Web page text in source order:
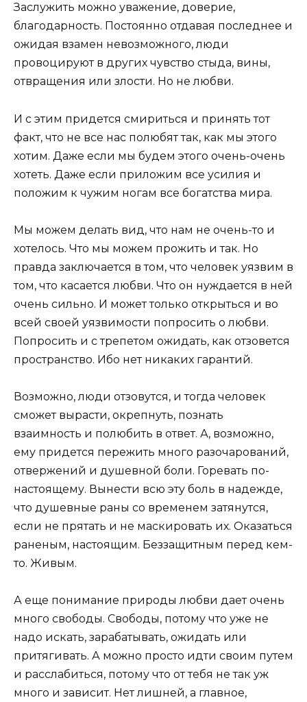
Заслужить можно уважение, доверие,
благодарность. Постоянно отдавая последнее и
ожидая взамен невозможного, люди
провоцируют в других чувство стыда, вины,
отвращения или злости. Но не любви.
И с этим придется смириться и принять тот
факт, что не все нас полюбят так, как мы этого
хотим. Даже если мы будем этого очень-очень
хотеть. Даже если приложим все усилия и
положим к чужим ногам все богатства мира.
Мы можем делать вид, что нам не очень-то и
хотелось. Что мы можем прожить и так. Но
правда заключается в том, что человек уязвим в
том, что касается любви. Что он нуждается в ней
очень сильно. И может только открыться и во
всей своей уязвимости попросить о любви.
Попросить и с трепетом ожидать, как отзовется
пространство. Ибо нет никаких гарантий.
Возможно, люди отзовутся, и тогда человек
сможет вырасти, окрепнуть, познать
взаимность и полюбить в ответ. А, возможно,
ему придется пережить много разочарований,
отвержений и душевной боли. Горевать по-
настоящему. Вынести всю эту боль в надежде,
что душевные раны со временем затянутся,
если не прятать и не маскировать их. Оказаться
раненым, настоящим. Беззащитным перед кем-
то. Живым.
А еще понимание природы любви дает очень
много свободы. Свободы, потому что уже не
надо искать, зарабатывать, ожидать или
притягивать. А можно просто идти своим путем
и расслабиться, потому что от тебя не так уж
много и зависит. Нет лишней, а главное,